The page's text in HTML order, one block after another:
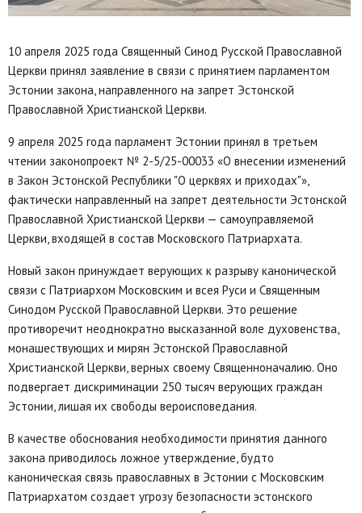
10 апреля 2025 года Священный Синод Русской Православной
Церкви принял заявление в связи с принятием парламентом
Эстонии закона, направленного на запрет Эстонской
Православной Христианской Церкви.
9 апреля 2025 года парламент Эстонии принял в третьем
чтении законопроект № 2-5/25-00033 «О внесении изменений
в Закон Эстонской Республики "О церквях и приходах"»,
фактически направленный на запрет деятельности Эстонской
Православной Христианской Церкви — самоуправляемой
Церкви, входящей в состав Московского Патриархата.
Новый закон принуждает верующих к разрыву канонической
связи с Патриархом Московским и всея Руси и Священным
Синодом Русской Православной Церкви. Это решение
противоречит неоднократно высказанной воле духовенства,
монашествующих и мирян Эстонской Православной
Христианской Церкви, верных своему Священноначалию. Оно
подвергает дискриминации 250 тысяч верующих граждан
Эстонии, лишая их свободы вероисповедания.
В качестве обоснования необходимости принятия данного
закона приводилось ложное утверждение, будто
каноническая связь православных в Эстонии с Московским
Патриархатом создает угрозу безопасности эстонского